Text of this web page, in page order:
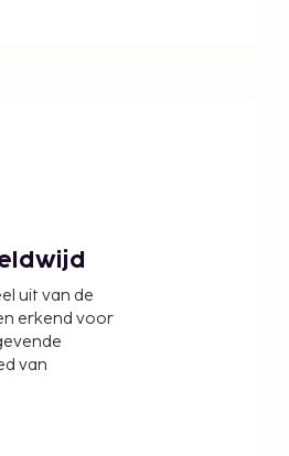
uit van de
erkend voor
van